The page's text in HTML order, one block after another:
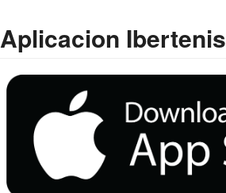
Aplicacion Ibertenis